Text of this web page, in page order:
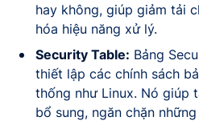
hay không, giúp giảm tải
hóa hiệu năng xử lý.
Security Table: Bảng
thiết lập các chính sách
thống như Linux. Nó giúp
bổ sung, ngăn chặn